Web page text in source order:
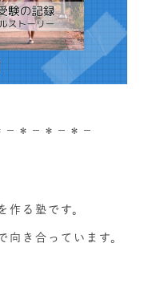
＊－＊－＊－
作る塾です。
向き合っています。